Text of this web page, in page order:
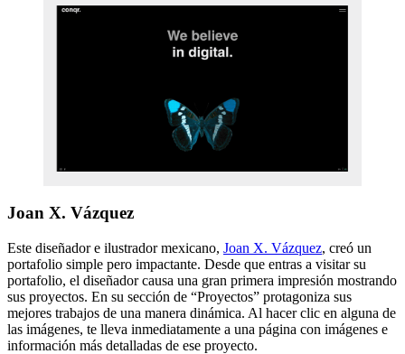
Joan X. Vázquez
Este diseñador e ilustrador mexicano, Joan X. Vázquez, creó un
portafolio simple pero impactante. Desde que entras a visitar su
portafolio, el diseñador causa una gran primera impresión mostrando
sus proyectos. En su sección de “Proyectos” protagoniza sus
mejores trabajos de una manera dinámica. Al hacer clic en alguna de
las imágenes, te lleva inmediatamente a una página con imágenes e
información más detalladas de ese proyecto.